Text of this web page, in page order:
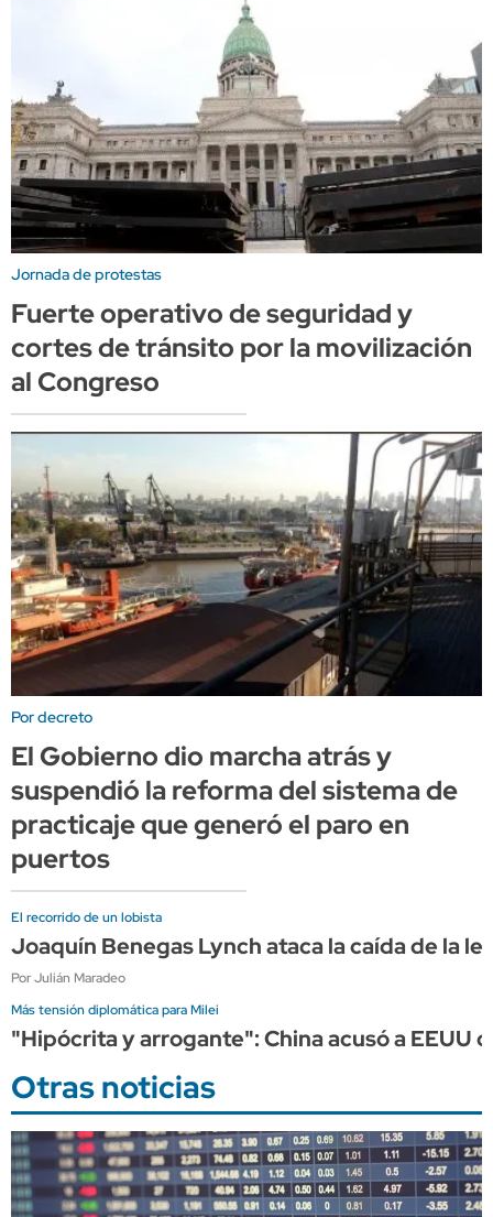
Jornada de protestas
Fuerte operativo de seguridad y
cortes de tránsito por la movilización
al Congreso
Por decreto
El Gobierno dio marcha atrás y
suspendió la reforma del sistema de
practicaje que generó el paro en
puertos
El recorrido de un lobista
Joaquín Benegas Lynch ataca la caída de la
Por Julián Maradeo
Más tensión diplomática para Milei
"Hipócrita y arrogante": China acusó a
Otras noticias